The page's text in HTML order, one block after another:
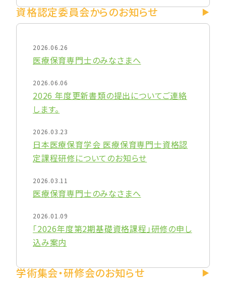
資格認定委員会からのお知らせ
2026.06.26
医療保育専門士のみなさまへ
2026.06.06
2026 年度更新書類の提出についてご連絡
します。
2026.03.23
日本医療保育学会 医療保育専門士資格認
定課程研修についてのお知らせ
2026.03.11
医療保育専門士のみなさまへ
2026.01.09
「2026年度第2期基礎資格課程」研修の申し
込み案内
学術集会・研修会のお知らせ